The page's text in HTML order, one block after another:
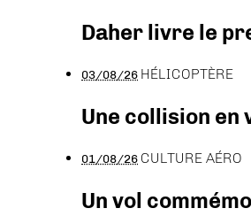
Daher livre le
03/08/26 HÉLICOPTÈRE
Une collision en
01/08/26 CULTURE AÉRO
Un vol